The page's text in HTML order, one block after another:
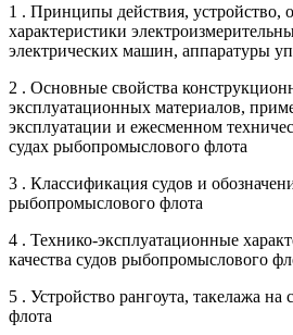
1 . Принципы действия, устройство,
характеристики
электрических машин, аппаратуры
2 . Основные свойства
эксплуатационных материалов,
эксплуатации и ежесменном
судах рыбопромыслового флота
3 . Классификация судов и
рыбопромыслового флота
4 . Технико-эксплуатационные
качества судов рыбопромыслового
5 . Устройство рангоута, такелажа
флота